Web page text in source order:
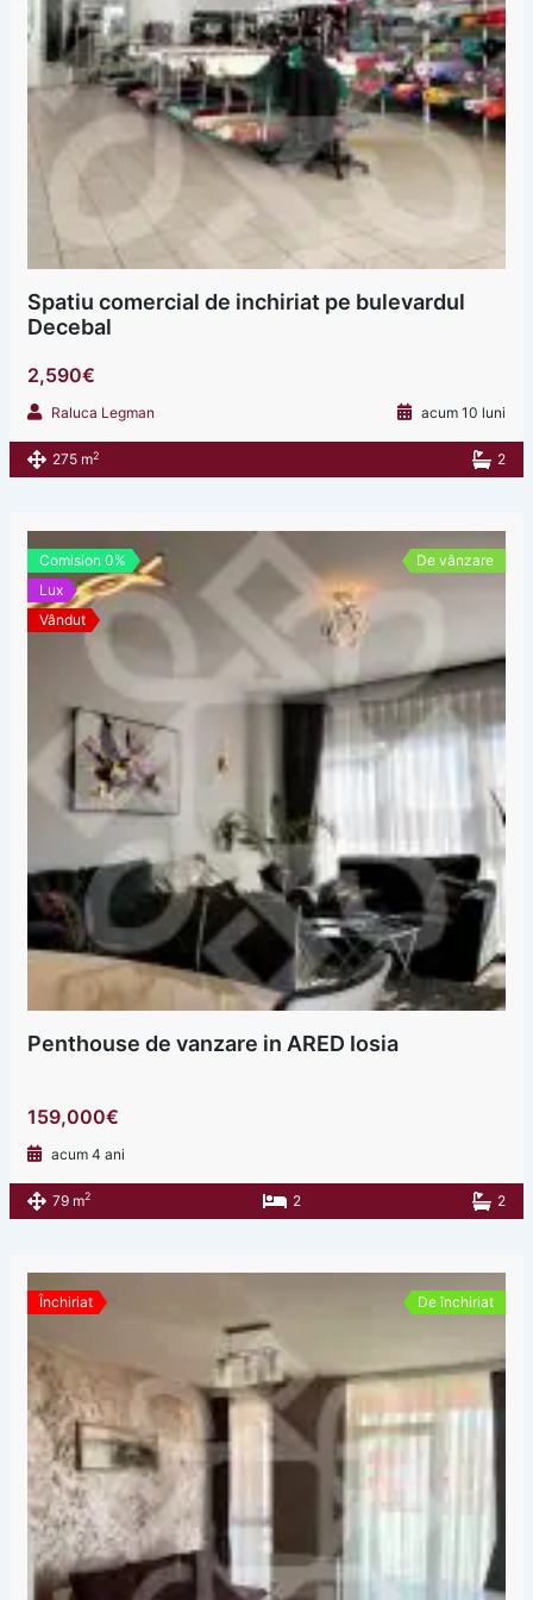
Spatiu comercial de inchiriat pe bulevardul
Decebal
2,590€
Raluca Legman acum 10 luni
275 m2 2
Comision 0%
Lux
Vândut
De vânzare
Penthouse de vanzare in ARED Iosia
159,000€
acum 4 ani
79 m2 2 2
Închiriat De închiriat